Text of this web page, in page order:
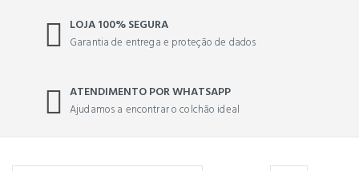
LOJA 100% SEGURA
Garantia de entrega e proteção de dados
ATENDIMENTO POR WHATSAPP
Ajudamos a encontrar o colchão ideal